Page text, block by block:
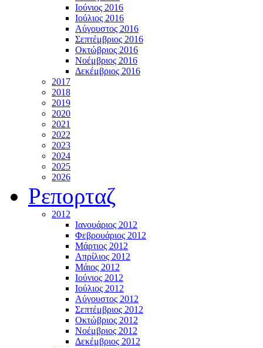
Ιούνιος 2016
Ιούλιος 2016
Αύγουστος 2016
Σεπτέμβριος 2016
Οκτώβριος 2016
Νοέμβριος 2016
Δεκέμβριος 2016
2017
2018
2019
2020
2021
2022
2023
2024
2025
2026
Ρεπορταζ
2012
Ιανουάριος 2012
Φεβρουάριος 2012
Μάρτιος 2012
Απρίλιος 2012
Μάιος 2012
Ιούνιος 2012
Ιούλιος 2012
Αύγουστος 2012
Σεπτέμβριος 2012
Οκτώβριος 2012
Νοέμβριος 2012
Δεκέμβριος 2012